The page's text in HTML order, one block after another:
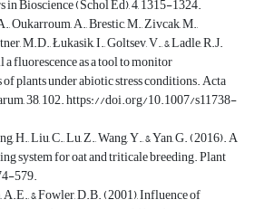
Oukarroum, A., Brestic, M., Zivcak, M.,
M.D., Łukasik, I., Goltsev, V., & Ladle, R.J.
fluorescence as a tool to monitor
plants under abiotic stress conditions. Acta
38, 102. https://doi.org/10.1007/s11738-
H., Liu, C., Lu, Z., Wang, Y., & Yan, G. (2016). A
system for oat and triticale breeding. Plant
579.
& Fowler, D.B. (2001), Influence of